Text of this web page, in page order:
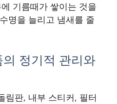
기름때가 쌓이는 것을
명을 늘리고 냄새를 줄
정기적 관리와
림판, 내부 스티커, 필터